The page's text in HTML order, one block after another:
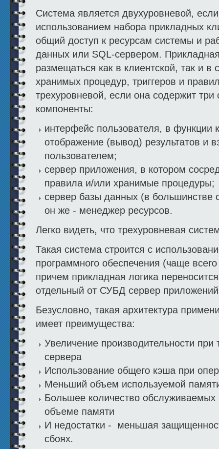
Система является двухуровневой,
использованием набора прикладных
общий доступ к ресурсам системы и
данных или SQL-сервером.
размещаться как в клиентской, так и в
хранимых процедур, триггеров и
трехуровневой, если она содержит
компоненты:
интерфейс пользователя, в функции
отображение (вывод) результатов и
пользователем;
сервер приложения, в котором
правила и/или хранимые процедуры;
сервер базы данных (в большинстве
он же - менеджер ресурсов.
Легко видеть, что трехуровневая
Такая система строится с
программного обеспечения (чаще
причем прикладная логика
отдельный от СУБД сервер
Безусловно, такая архитектура
имеет преимущества:
Увеличение производительности при
сервера
Использование общего кэша при
Меньший объем используемой
Большее количество обслуживаемых
объеме памяти
И недостатки - меньшая
сбоях.